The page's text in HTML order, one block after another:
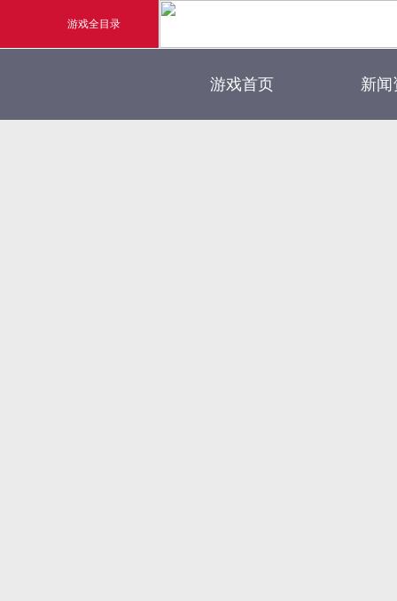
游戏全目录
玄幻游戏
玄天之剑
游戏首页 新闻
新闻